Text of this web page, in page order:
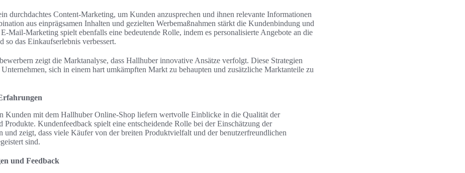
durchdachtes Content-Marketing, um Kunden anzusprechen und ihnen relevante Informationen
aus einprägsamen Inhalten und gezielten Werbemaßnahmen stärkt die Kundenbindung und
Mail-Marketing spielt ebenfalls eine bedeutende Rolle, indem es personalisierte Angebote an die
so das Einkaufserlebnis verbessert.
zeigt die Marktanalyse, dass Hallhuber innovative Ansätze verfolgt. Diese Strategien
sich in einem hart umkämpften Markt zu behaupten und zusätzliche Marktanteile zu
Kunden mit dem Hallhuber Online-Shop liefern wertvolle Einblicke in die Qualität der
Produkte. Kundenfeedback spielt eine entscheidende Rolle bei der Einschätzung der
und zeigt, dass viele Käufer von der breiten Produktvielfalt und der benutzerfreundlichen
sind.
und Feedback